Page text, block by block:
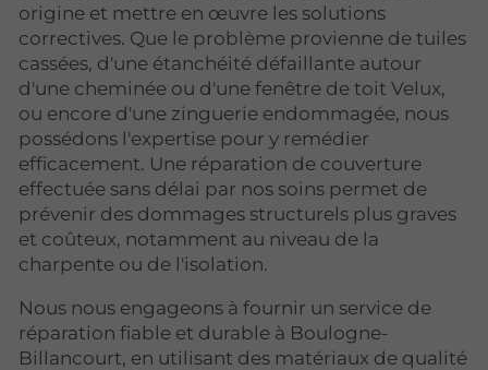
origine et mettre en œuvre les solutions
correctives. Que le problème provienne de tuiles
cassées, d'une étanchéité défaillante autour
d'une cheminée ou d'une fenêtre de toit Velux,
ou encore d'une zinguerie endommagée, nous
possédons l'expertise pour y remédier
efficacement. Une réparation de couverture
effectuée sans délai par nos soins permet de
prévenir des dommages structurels plus graves
et coûteux, notamment au niveau de la
charpente ou de l'isolation.
Nous nous engageons à fournir un service de
réparation fiable et durable à Boulogne-
Billancourt, en utilisant des matériaux de qualité